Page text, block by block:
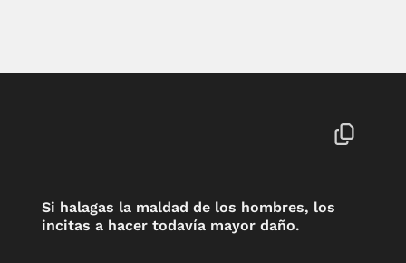
Si halagas la maldad de los hombres, los
incitas a hacer todavía mayor daño.